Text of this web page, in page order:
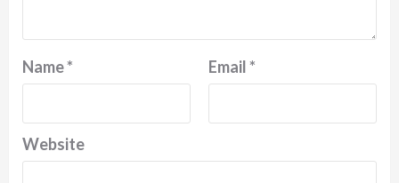
Name* Email*
Website